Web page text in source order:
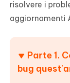
risolvere i
aggiornamenti
Parte 1.
bug